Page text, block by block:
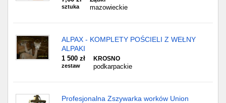
sztuka mazowieckie
ALPAX - KOMPLETY POŚCIELI Z WEŁNY
ALPAKI
1 500 zł
zestaw
KROSNO
podkarpackie
Profesjonalna Zszywarka worków Union